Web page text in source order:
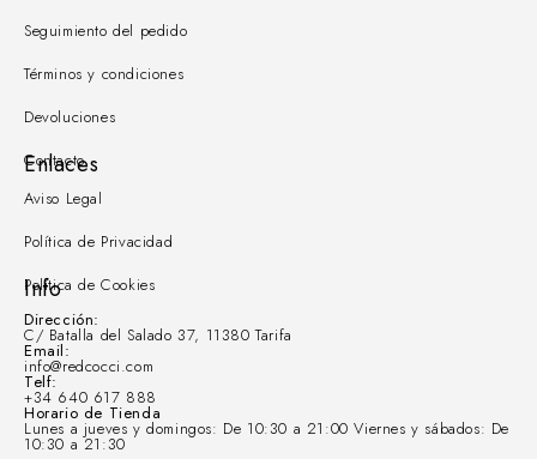
Seguimiento del pedido
Términos y condiciones
Devoluciones
Contacto
Enlaces
Aviso Legal
Política de Privacidad
Política de Cookies
Info
Dirección:
C/ Batalla del Salado 37, 11380 Tarifa
Email:
info@redcocci.com
Telf:
+34 640 617 888
Horario de Tienda
Lunes a jueves y domingos: De 10:30 a 21:00 Viernes y sábados: De
10:30 a 21:30